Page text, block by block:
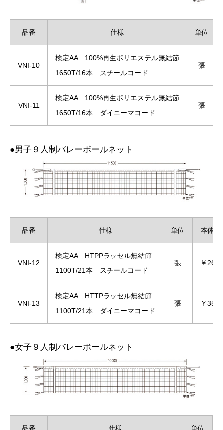
品番 仕様 単位
VNI-10
検定AA 100%再生ポリエステル無結節
1650T/16本 スチールコード
張
VNI-11
検定AA 100%再生ポリエステル無結節
1650T/16本 ダイニーマコード
張
●男子９人制バレーボールネット
品番 仕様 単位 本体価
VNI-12
検定AA HTPPラッセル無結節
1100T/21本 スチールコード
張 ￥
VNI-13
検定AA HTTPラッセル無結節
1100T/21本 ダイニーマコード
張 ￥
●女子９人制バレーボールネット
品番 仕様 単位